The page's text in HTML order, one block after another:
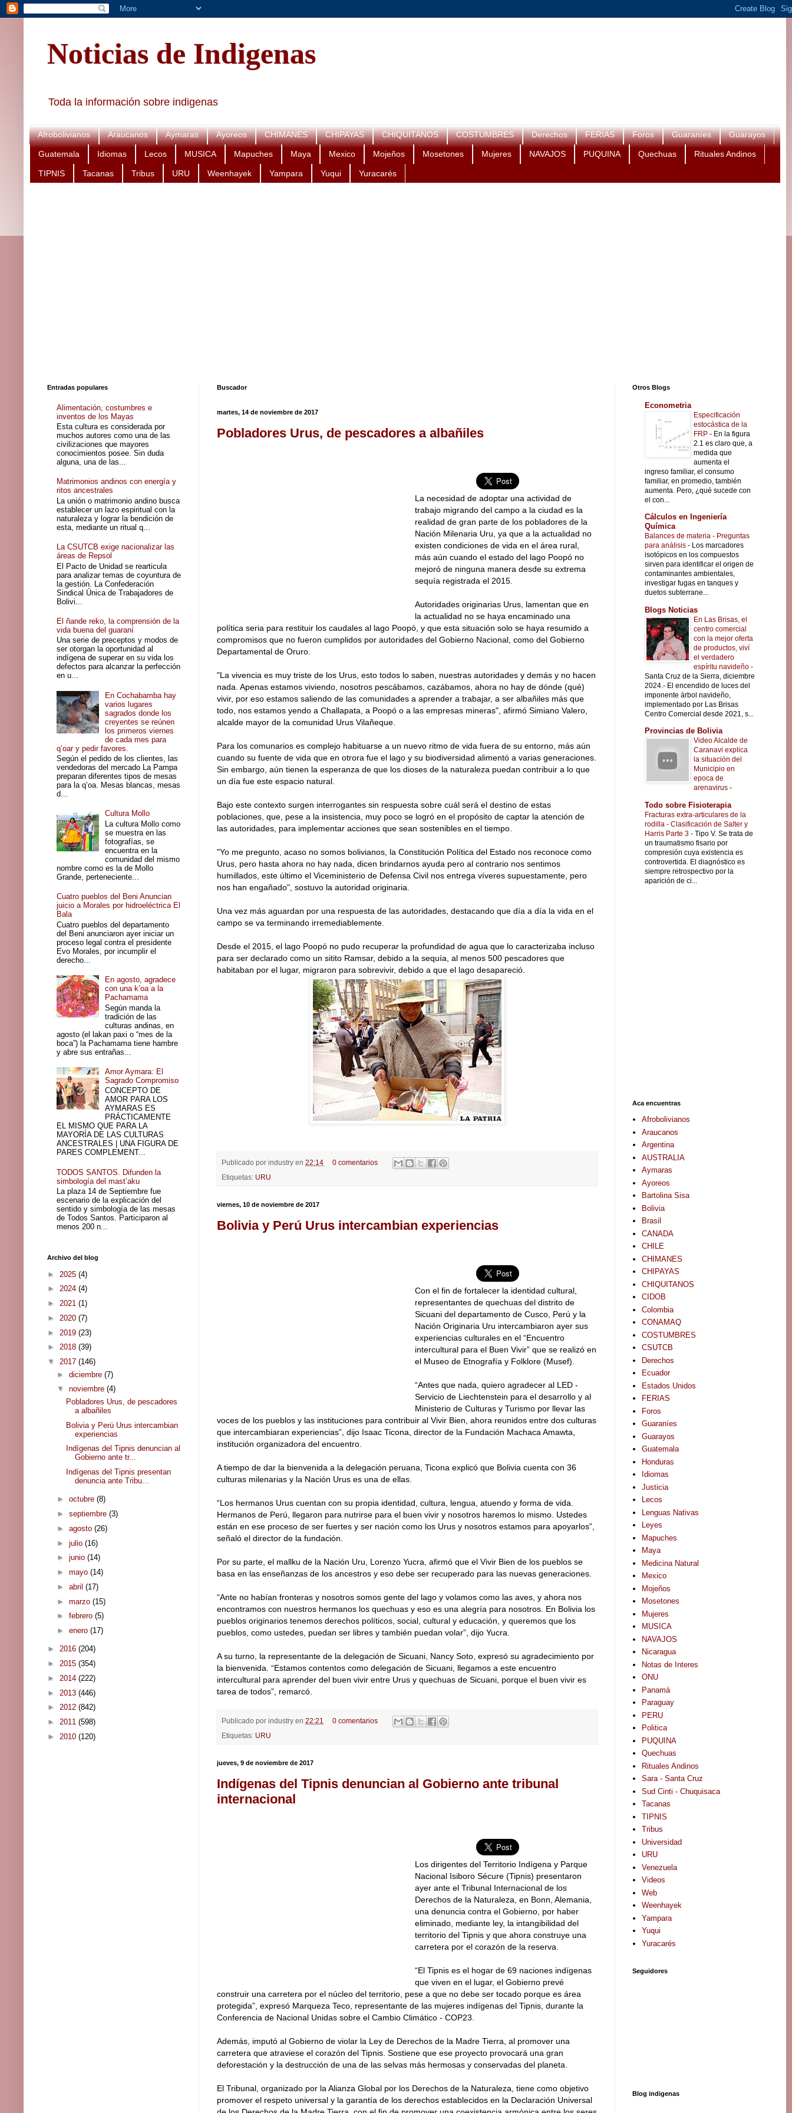
Noticias de Indigenas
Toda la información sobre indigenas
Afrobolivianos Araucanos Aymaras Ayoreos CHIMANES CHIPAYAS CHIQUITANOS COSTUMBRES Derechos FERIAS Foros Guaraníes Guarayos
Guatemala Idiomas Lecos MUSICA Mapuches Maya Mexico Mojeños Mosetones Mujeres NAVAJOS PUQUINA Quechuas Rituales Andinos
TIPNIS Tacanas Tribus URU Weenhayek Yampara Yuqui Yuracarés
Buscador
martes, 14 de noviembre de 2017
Pobladores Urus, de pescadores a albañiles
La necesidad de adoptar una actividad de
trabajo migrando del campo a la ciudad es la
realidad de gran parte de los pobladores de la
Nación Milenaria Uru, ya que a la actualidad no
existen condiciones de vida en el área rural,
más aún cuando el estado del lago Poopó no
mejoró de ninguna manera desde su extrema
sequía registrada el 2015.
Autoridades originarias Urus, lamentan que en
la actualidad no se haya encaminado una
política seria para restituir los caudales al lago Poopó, y que esta situación solo se haya resumido a
compromisos que no fueron cumplidos por autoridades del Gobierno Nacional, como del Gobierno
Departamental de Oruro.
"La vivencia es muy triste de los Urus, esto todos lo saben, nuestras autoridades y demás y no hacen
nada. Apenas estamos viviendo, nosotros pescábamos, cazábamos, ahora no hay de dónde (qué)
vivir, por eso estamos saliendo de las comunidades a aprender a trabajar, a ser albañiles más que
todo, nos estamos yendo a Challapata, a Poopó o a las empresas mineras", afirmó Simiano Valero,
alcalde mayor de la comunidad Urus Vilañeque.
Para los comunarios es complejo habituarse a un nuevo ritmo de vida fuera de su entorno, más aún
cuando su fuente de vida que en otrora fue el lago y su biodiversidad alimentó a varias generaciones.
Sin embargo, aún tienen la esperanza de que los dioses de la naturaleza puedan contribuir a lo que
un día fue este espacio natural.
Bajo este contexto surgen interrogantes sin respuesta sobre cuál será el destino de estas
poblaciones, que, pese a la insistencia, muy poco se logró en el propósito de captar la atención de
las autoridades, para implementar acciones que sean sostenibles en el tiempo.
"Yo me pregunto, acaso no somos bolivianos, la Constitución Política del Estado nos reconoce como
Urus, pero hasta ahora no hay nada, dicen brindarnos ayuda pero al contrario nos sentimos
humillados, este último el Viceministerio de Defensa Civil nos entrega víveres supuestamente, pero
nos han engañado", sostuvo la autoridad originaria.
Una vez más aguardan por una respuesta de las autoridades, destacando que día a día la vida en el
campo se va terminando irremediablemente.
Desde el 2015, el lago Poopó no pudo recuperar la profundidad de agua que lo caracterizaba incluso
para ser declarado como un sitito Ramsar, debido a la sequía, al menos 500 pescadores que
habitaban por el lugar, migraron para sobrevivir, debido a que el lago desapareció.
Publicado por industry en 22:14
0 comentarios
Etiquetas: URU
viernes, 10 de noviembre de 2017
Bolivia y Perú Urus intercambian experiencias
Con el fin de fortalecer la identidad cultural,
representantes de quechuas del distrito de
Sicuani del departamento de Cusco, Perú y la
Nación Originaria Uru intercambiaron ayer sus
experiencias culturales en el “Encuentro
intercultural para el Buen Vivir” que se realizó en
el Museo de Etnografía y Folklore (Musef).
“Antes que nada, quiero agradecer al LED -
Servicio de Liechtenstein para el desarrollo y al
Ministerio de Culturas y Turismo por llevar las
voces de los pueblos y las instituciones para contribuir al Vivir Bien, ahora reunidos entre dos culturas
que intercambiaran experiencias”, dijo Isaac Ticona, director de la Fundación Machaca Amawta,
institución organizadora del encuentro.
A tiempo de dar la bienvenida a la delegación peruana, Ticona explicó que Bolivia cuenta con 36
culturas milenarias y la Nación Urus es una de ellas.
“Los hermanos Urus cuentan con su propia identidad, cultura, lengua, atuendo y forma de vida.
Hermanos de Perú, llegaron para nutrirse para el buen vivir y nosotros haremos lo mismo. Ustedes
están en ese proceso de ser fuertes y ser nación como los Urus y nosotros estamos para apoyarlos”,
señaló el director de la fundación.
Por su parte, el mallku de la Nación Uru, Lorenzo Yucra, afirmó que el Vivir Bien de los pueblos se
basa en las enseñanzas de los ancestros y eso debe ser recuperado para las nuevas generaciones.
“Ante no habían fronteras y nosotros somos gente del lago y volamos como las aves, y ahora nos
encontramos con nuestros hermanos los quechuas y eso es una alegría para nosotros. En Bolivia los
pueblos originarios tenemos derechos políticos, social, cultural y educación, y queremos que los
pueblos, como ustedes, puedan ser libres y también puedan volar”, dijo Yucra.
A su turno, la representante de la delegación de Sicuani, Nancy Soto, expresó su agradecimiento por
la bienvenida. “Estamos contentos como delegación de Sicuani, llegamos a este encuentro
intercultural para aprender del buen vivir entre Urus y quechuas de Sicuani, porque el buen vivir es
tarea de todos”, remarcó.
Publicado por industry en 22:21
0 comentarios
Etiquetas: URU
jueves, 9 de noviembre de 2017
Indígenas del Tipnis denuncian al Gobierno ante tribunal
internacional
Los dirigentes del Territorio Indígena y Parque
Nacional Isiboro Sécure (Tipnis) presentaron
ayer ante el Tribunal Internacional de los
Derechos de la Naturaleza, en Bonn, Alemania,
una denuncia contra el Gobierno, por haber
eliminado, mediante ley, la intangibilidad del
territorio del Tipnis y que ahora construye una
carretera por el corazón de la reserva.
“El Tipnis es el hogar de 69 naciones indígenas
que viven en el lugar, el Gobierno prevé
construir una carretera por el núcleo del territorio, pese a que no debe ser tocado porque es área
protegida”, expresó Marqueza Teco, representante de las mujeres indígenas del Tipnis, durante la
Conferencia de Nacional Unidas sobre el Cambio Climático - COP23.
Además, imputó al Gobierno de violar la Ley de Derechos de la Madre Tierra, al promover una
carretera que atraviese el corazón del Tipnis. Sostiene que ese proyecto provocará una gran
deforestación y la destrucción de una de las selvas más hermosas y conservadas del planeta.
El Tribunal, organizado por la Alianza Global por los Derechos de la Naturaleza, tiene como objetivo
promover el respeto universal y la garantía de los derechos establecidos en la Declaración Universal
Entradas populares
Alimentación, costumbres e
inventos de los Mayas
Esta cultura es considerada por
muchos autores como una de las
civilizaciones que mayores
conocimientos posee. Sin duda
alguna, una de las...
Matrimonios andinos con energía y
ritos ancestrales
La unión o matrimonio andino busca
establecer un lazo espiritual con la
naturaleza y lograr la bendición de
esta, mediante un ritual q...
La CSUTCB exige nacionalizar las
áreas de Repsol
El Pacto de Unidad se rearticula
para analizar temas de coyuntura de
la gestión. La Confederación
Sindical Única de Trabajadores de
Bolivi...
El ñande reko, la comprensión de la
vida buena del guaraní
Una serie de preceptos y modos de
ser otorgan la oportunidad al
indígena de superar en su vida los
defectos para alcanzar la perfección
en u...
En Cochabamba hay
varios lugares
sagrados donde los
creyentes se reúnen
los primeros viernes
de cada mes para
q’oar y pedir favores.
Según el pedido de los clientes, las
vendedoras del mercado La Pampa
preparan diferentes tipos de mesas
para la q’oa. Mesas blancas, mesas
d...
Cultura Mollo
La cultura Mollo como
se muestra en las
fotografías, se
encuentra en la
comunidad del mismo
nombre como es la de Mollo
Grande, perteneciente...
Cuatro pueblos del Beni Anuncian
juicio a Morales por hidroeléctrica El
Bala
Cuatro pueblos del departamento
del Beni anunciaron ayer iniciar un
proceso legal contra el presidente
Evo Morales, por incumplir el
derecho...
En agosto, agradece
con una k’oa a la
Pachamama
Según manda la
tradición de las
culturas andinas, en
agosto (el lakan paxi o “mes de la
boca”) la Pachamama tiene hambre
y abre sus entrañas...
Amor Aymara: El
Sagrado Compromiso
CONCEPTO DE
AMOR PARA LOS
AYMARAS ES
PRÁCTICAMENTE
EL MISMO QUE PARA LA
MAYORÍA DE LAS CULTURAS
ANCESTRALES | UNA FIGURA DE
PARES COMPLEMENT...
TODOS SANTOS. Difunden la
simbología del mast’aku
La plaza 14 de Septiembre fue
escenario de la explicación del
sentido y simbología de las mesas
de Todos Santos. Participaron al
menos 200 n...
Archivo del blog
► 2025 (4)
► 2024 (4)
► 2021 (1)
► 2020 (7)
► 2019 (23)
► 2018 (39)
▼ 2017 (146)
► diciembre (7)
▼ noviembre (4)
Pobladores Urus, de pescadores
a albañiles
Bolivia y Perú Urus intercambian
experiencias
Indígenas del Tipnis denuncian al
Gobierno ante tr...
Indígenas del Tipnis presentan
denuncia ante Tribu...
► octubre (8)
► septiembre (3)
► agosto (26)
► julio (16)
► junio (14)
► mayo (14)
► abril (17)
► marzo (15)
► febrero (5)
► enero (17)
► 2016 (204)
► 2015 (354)
► 2014 (222)
► 2013 (446)
► 2012 (842)
► 2011 (598)
► 2010 (120)
Otros Blogs
Econometria
Especificación
estocástica de la
FRP - En la figura
2.1 es claro que, a
medida que
aumenta el
ingreso familiar, el consumo
familiar, en promedio, también
aumenta. Pero, ¿qué sucede con
el con...
Cálculos en Ingeniería
Química
Balances de materia - Preguntas
para análisis - Los marcadores
isotópicos en los compuestos
sirven para identificar el origen de
contaminantes ambientales,
investigar fugas en tanques y
duetos subterrane...
Blogs Noticias
En Las Brisas, el
centro comercial
con la mejor oferta
de productos, viví
el verdadero
espíritu navideño -
Santa Cruz de la Sierra, diciembre
2024.- El encendido de luces del
imponente árbol navideño,
implementado por Las Brisas
Centro Comercial desde 2021, s...
Provincias de Bolivia
Video Alcalde de
Caranavi explica
la situación del
Municipio en
epoca de
arenavirus -
Todo sobre Fisioterapia
Fracturas extra-articulares de la
rodilla - Clasificación de Salter y
Harris Parte 3 - Tipo V. Se trata de
un traumatismo fisario por
compresión cuya existencia es
controvertida. El diagnóstico es
siempre retrospectivo por la
aparición de ci...
Aca encuentras
Afrobolivianos
Araucanos
Argentina
AUSTRALIA
Aymaras
Ayoreos
Bartolina Sisa
Bolivia
Brasil
CANADA
CHILE
CHIMANES
CHIPAYAS
CHIQUITANOS
CIDOB
Colombia
CONAMAQ
COSTUMBRES
CSUTCB
Derechos
Ecuador
Estados Unidos
FERIAS
Foros
Guaraníes
Guarayos
Guatemala
Honduras
Idiomas
Justicia
Lecos
Lenguas Nativas
Leyes
Mapuches
Maya
Medicina Natural
Mexico
Mojeños
Mosetones
Mujeres
MUSICA
NAVAJOS
Nicaragua
Notas de Interes
ONU
Panamá
Paraguay
PERU
Politica
PUQUINA
Quechuas
Rituales Andinos
Sara - Santa Cruz
Sud Cinti - Chuquisaca
Tacanas
TIPNIS
Tribus
Universidad
URU
Venezuela
Videos
Web
Weenhayek
Yampara
Yuqui
Yuracarés
Seguidores
Blog indigenas